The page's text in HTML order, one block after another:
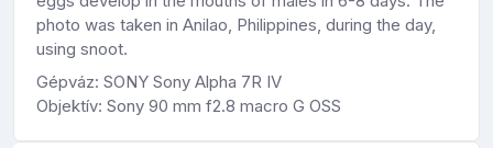
photo was taken in Anilao, Philippines, during the day,
using snoot.
Gépváz: SONY Sony Alpha 7R IV
Objektív: Sony 90 mm f2.8 macro G OSS